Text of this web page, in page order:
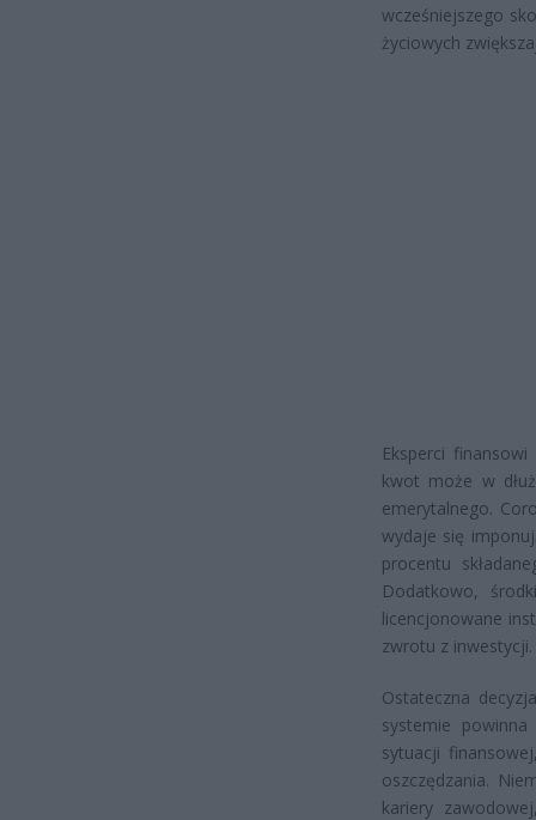
wcześniejszego
życiowych
Eksperci
kwot może w
emerytalnego.
wydaje się
procentu
Dodatkowo,
licencjonowane
zwrotu z inwestycji.
Ostateczna
systemie
sytuacji
oszczędzania.
kariery